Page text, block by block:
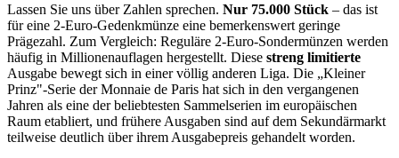
Lassen Sie uns über Zahlen sprechen. Nur 75.000 Stück – das ist
für eine 2-Euro-Gedenkmünze eine bemerkenswert geringe
Prägezahl. Zum Vergleich: Reguläre 2-Euro-Sondermünzen werden
häufig in Millionenauflagen hergestellt. Diese streng limitierte
Ausgabe bewegt sich in einer völlig anderen Liga. Die „Kleiner
Prinz"-Serie der Monnaie de Paris hat sich in den vergangenen
Jahren als eine der beliebtesten Sammelserien im europäischen
Raum etabliert, und frühere Ausgaben sind auf dem Sekundärmarkt
teilweise deutlich über ihrem Ausgabepreis gehandelt worden.